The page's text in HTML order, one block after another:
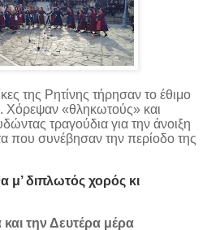
της Ρητίνης τήρησαν το έθιμο
Χόρεψαν «θληκωτούς» και
τραγούδια για την άνοιξη
που συνέβησαν την περίοδο της
μ’ διπλωτός χορός κι
την Δευτέρα μέρα